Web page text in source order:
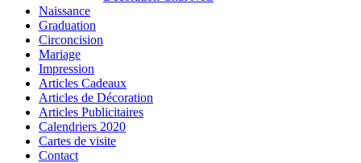
Naissance
Graduation
Circoncision
Mariage
Impression
Articles Cadeaux
Articles de Décoration
Articles Publicitaires
Calendriers 2020
Cartes de visite
Contact